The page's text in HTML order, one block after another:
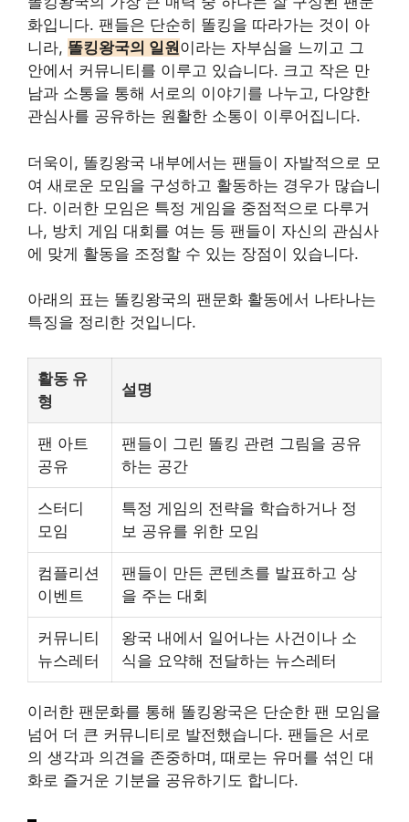
화입니다. 팬들은 단순히 똘킹을 따라가는 것이 아
니라, 똘킹왕국의 일원이라는 자부심을 느끼고 그
안에서 커뮤니티를 이루고 있습니다. 크고 작은 만
남과 소통을 통해 서로의 이야기를 나누고, 다양한
관심사를 공유하는 원활한 소통이 이루어집니다.
더욱이, 똘킹왕국 내부에서는 팬들이 자발적으로 모
여 새로운 모임을 구성하고 활동하는 경우가 많습니
다. 이러한 모임은 특정 게임을 중점적으로 다루거
나, 방치 게임 대회를 여는 등 팬들이 자신의 관심사
에 맞게 활동을 조정할 수 있는 장점이 있습니다.
아래의 표는 똘킹왕국의 팬문화 활동에서 나타나는
특징을 정리한 것입니다.
활동 유
형
설명
팬 아트
공유
팬들이 그린 똘킹 관련 그림을 공유
하는 공간
스터디
모임
특정 게임의 전략을 학습하거나 정
보 공유를 위한 모임
컴플리션
이벤트
팬들이 만든 콘텐츠를 발표하고 상
을 주는 대회
커뮤니티
뉴스레터
왕국 내에서 일어나는 사건이나 소
식을 요약해 전달하는 뉴스레터
이러한 팬문화를 통해 똘킹왕국은 단순한 팬 모임을
넘어 더 큰 커뮤니티로 발전했습니다. 팬들은 서로
의 생각과 의견을 존중하며, 때로는 유머를 섞인 대
화로 즐거운 기분을 공유하기도 합니다.